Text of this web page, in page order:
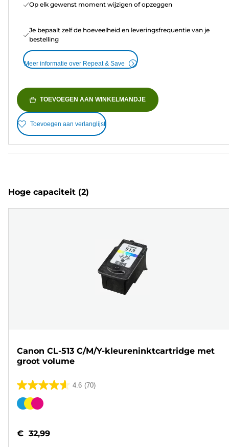
Op elk gewenst moment wijzigen of opzeggen
Je bepaalt zelf de hoeveelheid en leveringsfrequentie van je
bestelling
Meer informatie over Repeat & Save
TOEVOEGEN AAN WINKELMANDJE
Toevoegen aan verlanglijst
Hoge capaciteit (2)
Canon CL-513 C/M/Y-kleureninktcartridge met
groot volume
4.6 (70)
4.6
van
sterren.
Kleurencartridge
€ 32,99